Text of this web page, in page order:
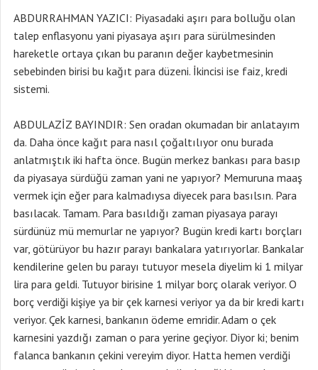
ABDURRAHMAN YAZICI: Piyasadaki aşırı para bolluğu olan
talep enflasyonu yani piyasaya aşırı para sürülmesinden
hareketle ortaya çıkan bu paranın değer kaybetmesinin
sebebinden birisi bu kağıt para düzeni. İkincisi ise faiz, kredi
sistemi.
ABDULAZİZ BAYINDIR: Sen oradan okumadan bir anlatayım
da. Daha önce kağıt para nasıl çoğaltılıyor onu burada
anlatmıştık iki hafta önce. Bugün merkez bankası para basıp
da piyasaya sürdüğü zaman yani ne yapıyor? Memuruna maaş
vermek için eğer para kalmadıysa diyecek para basılsın. Para
basılacak. Tamam. Para basıldığı zaman piyasaya parayı
sürdünüz mü memurlar ne yapıyor? Bugün kredi kartı borçları
var, götürüyor bu hazır parayı bankalara yatırıyorlar. Bankalar
kendilerine gelen bu parayı tutuyor mesela diyelim ki 1 milyar
lira para geldi. Tutuyor birisine 1 milyar borç olarak veriyor. O
borç verdiği kişiye ya bir çek karnesi veriyor ya da bir kredi kartı
veriyor. Çek karnesi, bankanın ödeme emridir. Adam o çek
karnesini yazdığı zaman o para yerine geçiyor. Diyor ki; benim
falanca bankanın çekini vereyim diyor. Hatta hemen verdiği